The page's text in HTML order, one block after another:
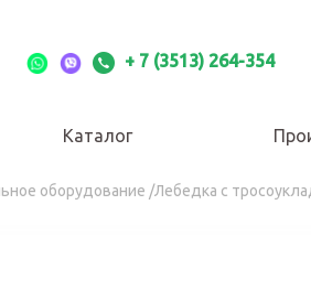
+ 7 (3513) 264-354
Каталог
оборудование /Лебедка с